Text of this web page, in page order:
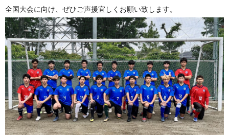
全国大会に向け、ぜひご声援宜しくお願い致します。